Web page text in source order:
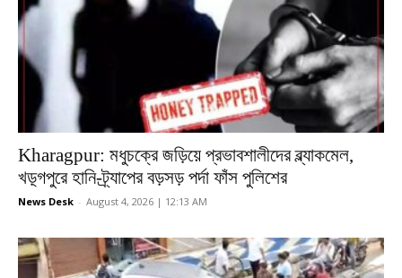
Kharagpur: মধুচক্রে জড়িয়ে প্রভাবশালীদের ব্ল্যাকমেল,
খড়্গপুরে হানি-ট্র্যাপের বড়সড় পর্দা ফাঁস পুলিশের
News Desk - August 4, 2026 | 12:13 AM